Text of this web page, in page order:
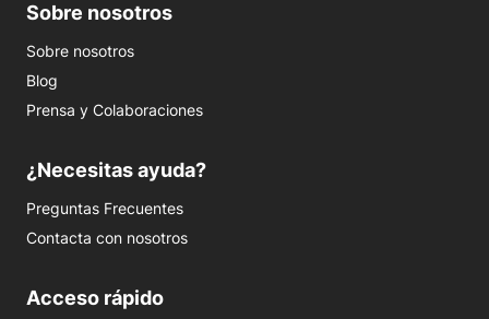
Sobre nosotros
Sobre nosotros
Blog
Prensa y Colaboraciones
¿Necesitas ayuda?
Preguntas Frecuentes
Contacta con nosotros
Acceso rápido